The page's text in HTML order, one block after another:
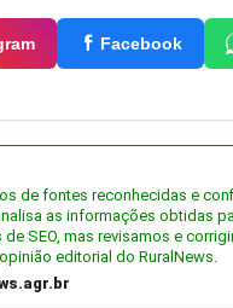
Facebook
de fontes reconhecidas e
as informações obtidas
SEO, mas revisamos e
editorial do RuralNews.